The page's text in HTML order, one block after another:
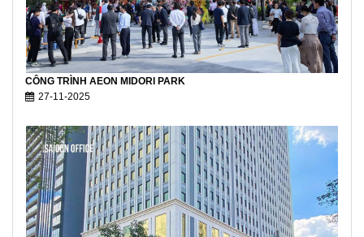
CÔNG TRÌNH AEON MIDORI PARK
27-11-2025